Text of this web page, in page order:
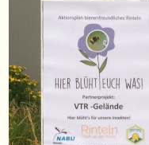
beim
38.
Harz-
Gebirgslauf
Wernigerode